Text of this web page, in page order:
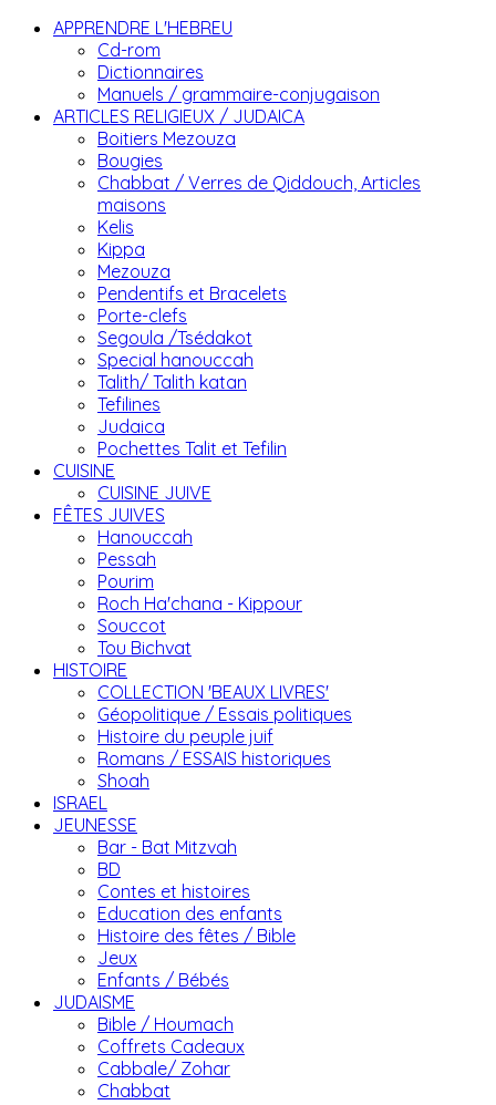
APPRENDRE L'HEBREU
Cd-rom
Dictionnaires
Manuels / grammaire-conjugaison
ARTICLES RELIGIEUX / JUDAICA
Boitiers Mezouza
Bougies
Chabbat / Verres de Qiddouch, Articles
maisons
Kelis
Kippa
Mezouza
Pendentifs et Bracelets
Porte-clefs
Segoula /Tsédakot
Special hanouccah
Talith/ Talith katan
Tefilines
Judaica
Pochettes Talit et Tefilin
CUISINE
CUISINE JUIVE
FÊTES JUIVES
Hanouccah
Pessah
Pourim
Roch Ha'chana - Kippour
Souccot
Tou Bichvat
HISTOIRE
COLLECTION 'BEAUX LIVRES'
Géopolitique / Essais politiques
Histoire du peuple juif
Romans / ESSAIS historiques
Shoah
ISRAEL
JEUNESSE
Bar - Bat Mitzvah
BD
Contes et histoires
Education des enfants
Histoire des fêtes / Bible
Jeux
Enfants / Bébés
JUDAISME
Bible / Houmach
Coffrets Cadeaux
Cabbale/ Zohar
Chabbat